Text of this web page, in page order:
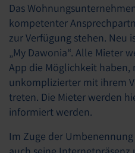
Das
kompetenter
zur Verfügung stehen. Neu
„My Dawonia“. Alle Mieter
App die Möglichkeit haben,
unkomplizierter mit ihrem
treten. Die Mieter werden
informiert werden.
Im Zuge der